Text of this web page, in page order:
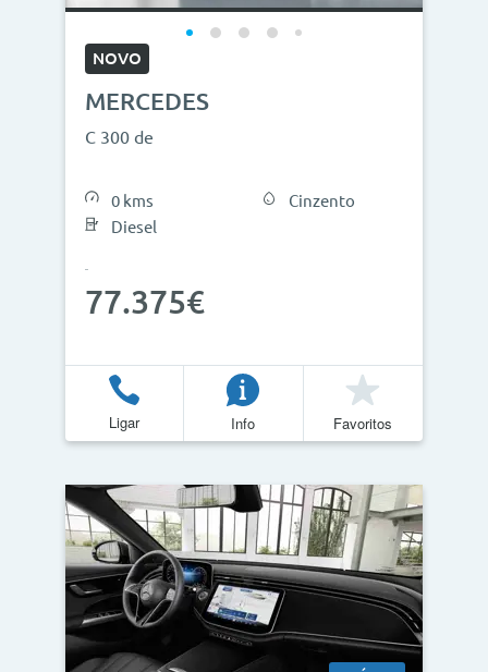
NOVO
MERCEDES
C 300 de
0 kms
Diesel
Cinzento
77.375€
Ligar Info Favoritos